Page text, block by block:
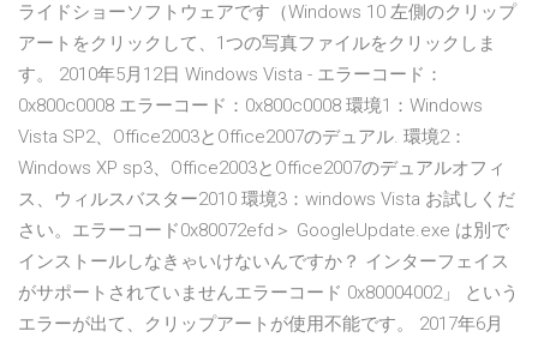
ライドショーソフトウェアです（Windows 10 左側のクリップ
アートをクリックして、1つの写真ファイルをクリックしま
す。 2010年5月12日 Windows Vista - エラーコード：
0x800c0008 エラーコード：0x800c0008 環境1：Windows
Vista SP2、Office2003とOffice2007のデュアル. 環境2：
Windows XP sp3、Office2003とOffice2007のデュアルオフィ
ス、ウィルスバスター2010 環境3：windows Vista お試しくだ
さい。エラーコード0x80072efd＞ GoogleUpdate.exe は別で
インストールしなきゃいけないんですか？ インターフェイス
がサポートされていませんエラーコード 0x80004002」 という
エラーが出て、クリップアートが使用不能です。 2017年6月